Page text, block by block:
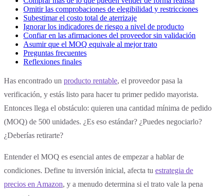
Omitir las comprobaciones de elegibilidad y restricciones
Subestimar el costo total de aterrizaje
Ignorar los indicadores de riesgo a nivel de producto
Confiar en las afirmaciones del proveedor sin validación
Asumir que el MOQ equivale al mejor trato
Preguntas frecuentes
Reflexiones finales
Has encontrado un producto rentable, el proveedor pasa la
verificación, y estás listo para hacer tu primer pedido mayorista.
Entonces llega el obstáculo: quieren una cantidad mínima de pedido
(MOQ) de 500 unidades. ¿Es eso estándar? ¿Puedes negociarlo?
¿Deberías retirarte?
Entender el MOQ es esencial antes de empezar a hablar de
condiciones. Define tu inversión inicial, afecta tu estrategia de
precios en Amazon, y a menudo determina si el trato vale la pena